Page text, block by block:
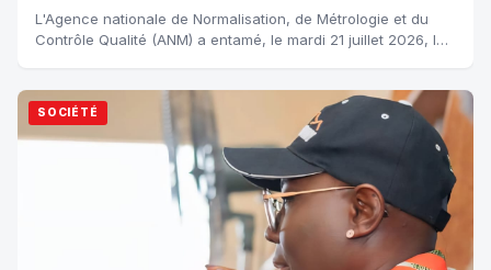
L'Agence nationale de Normalisation, de Métrologie et du
Contrôle Qualité (ANM) a entamé, le mardi 21 juillet 2026, la
SOCIÉTÉ